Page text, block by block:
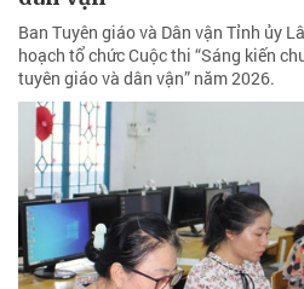
Ban Tuyên giáo và Dân vận Tỉnh ủy
hoạch tổ chức Cuộc thi “Sáng kiến
tuyên giáo và dân vận” năm 2026.